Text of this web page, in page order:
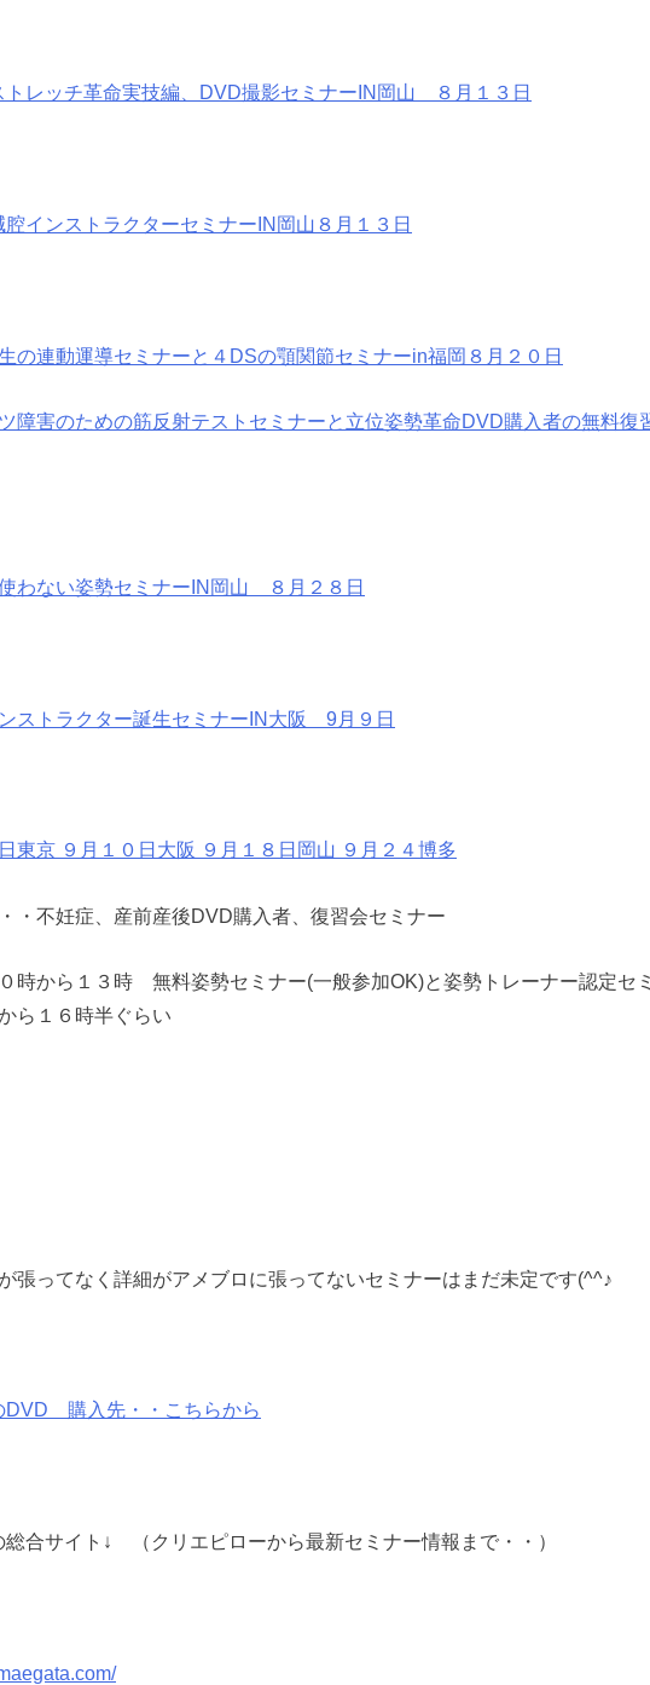
トレッチ革命実技編、DVD撮影セミナーIN岡山 ８月１３日
腔インストラクターセミナーIN岡山８月１３日
の連動運導セミナーと４DSの顎関節セミナーin福岡８月２０日
障害のための筋反射テストセミナーと立位姿勢革命DVD購入者の無料
わない姿勢セミナーIN岡山 ８月２８日
ストラクター誕生セミナーIN大阪 9月９日
東京 ９月１０日大阪 ９月１８日岡山 ９月２４博多
・不妊症、産前産後DVD購入者、復習会セミナー
時から１３時 無料姿勢セミナー(一般参加OK)と姿勢トレーナー認
ら１６時半ぐらい
張ってなく詳細がアメブロに張ってないセミナーはまだ未定です(^^♪
DVD 購入先・・こちらから
総合サイト↓ （クリエピローから最新セミナー情報まで・・）